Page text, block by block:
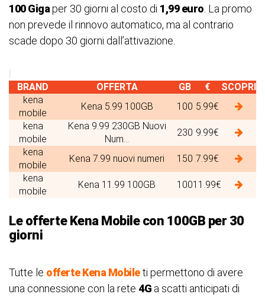
100 Gigaper 30 giorni al costo di 1,99 euro . La promo
non prevede il rinnovo automatico, ma al contrario
scade dopo 30 giorni dall’attivazione.
BRAND OFFERTA GB €
SCOPRI
kena
mobile
Kena 5.99 100GB 100 5.99€
kena
mobile
Kena 9.99 230GB Nuovi
Num...
230 9.99€
kena
mobile
Kena 7.99 nuovi numeri 150 7.99€
kena
mobile
Kena 11.99 100GB 10011.99€
Le offerte Kena Mobile con 100GB per 30
giorni
Tutte le offerte Kena Mobileti permettono di avere
una connessione con la rete 4G a scatti anticipati di